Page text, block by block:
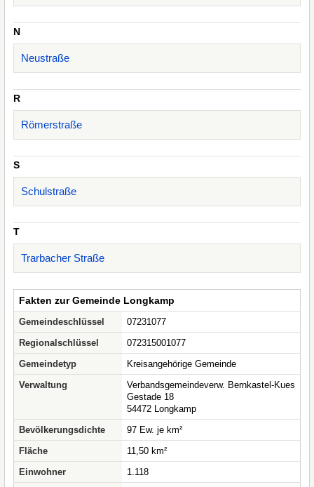
N
Neustraße
R
Römerstraße
S
Schulstraße
T
Trarbacher Straße
Fakten zur Gemeinde Longkamp
Gemeindeschlüssel
07231077
Regionalschlüssel
072315001077
Gemeindetyp
Kreisangehörige Gemeinde
Verwaltung
Verbandsgemeindeverw. Bernkastel-Kues
Gestade 18
54472 Longkamp
Bevölkerungsdichte
97 Ew. je km²
Fläche
11,50 km²
Einwohner
1.118